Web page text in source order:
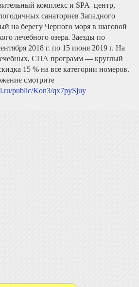
комплекс и SPA–центр,
санаториев Западного
на берегу Черного моря в шаговой
лечебного озера. Заезды по
2018 г. по 15 июня 2019 г. На
СПА программ — круглый
15 % на все категории номеров.
смотрите
public/Kon3/qx7pySjuy